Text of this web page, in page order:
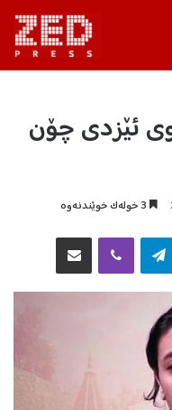
ئێزدی چۆن
Telegram